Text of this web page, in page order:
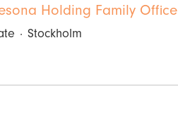
Holding Family Office
· Stockholm